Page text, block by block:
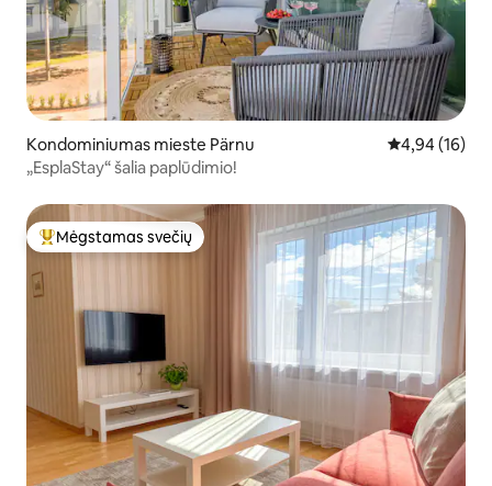
Kondominiumas mieste Pärnu Vidutinis
4,94 (16)
„EsplaStay“ šalia paplūdimio!
Svečių mėgstamiausias
Mėgstamas svečių